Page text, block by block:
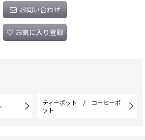
お問い合わせ
お気に入り登録
ティーポット / コーヒーポ
ット